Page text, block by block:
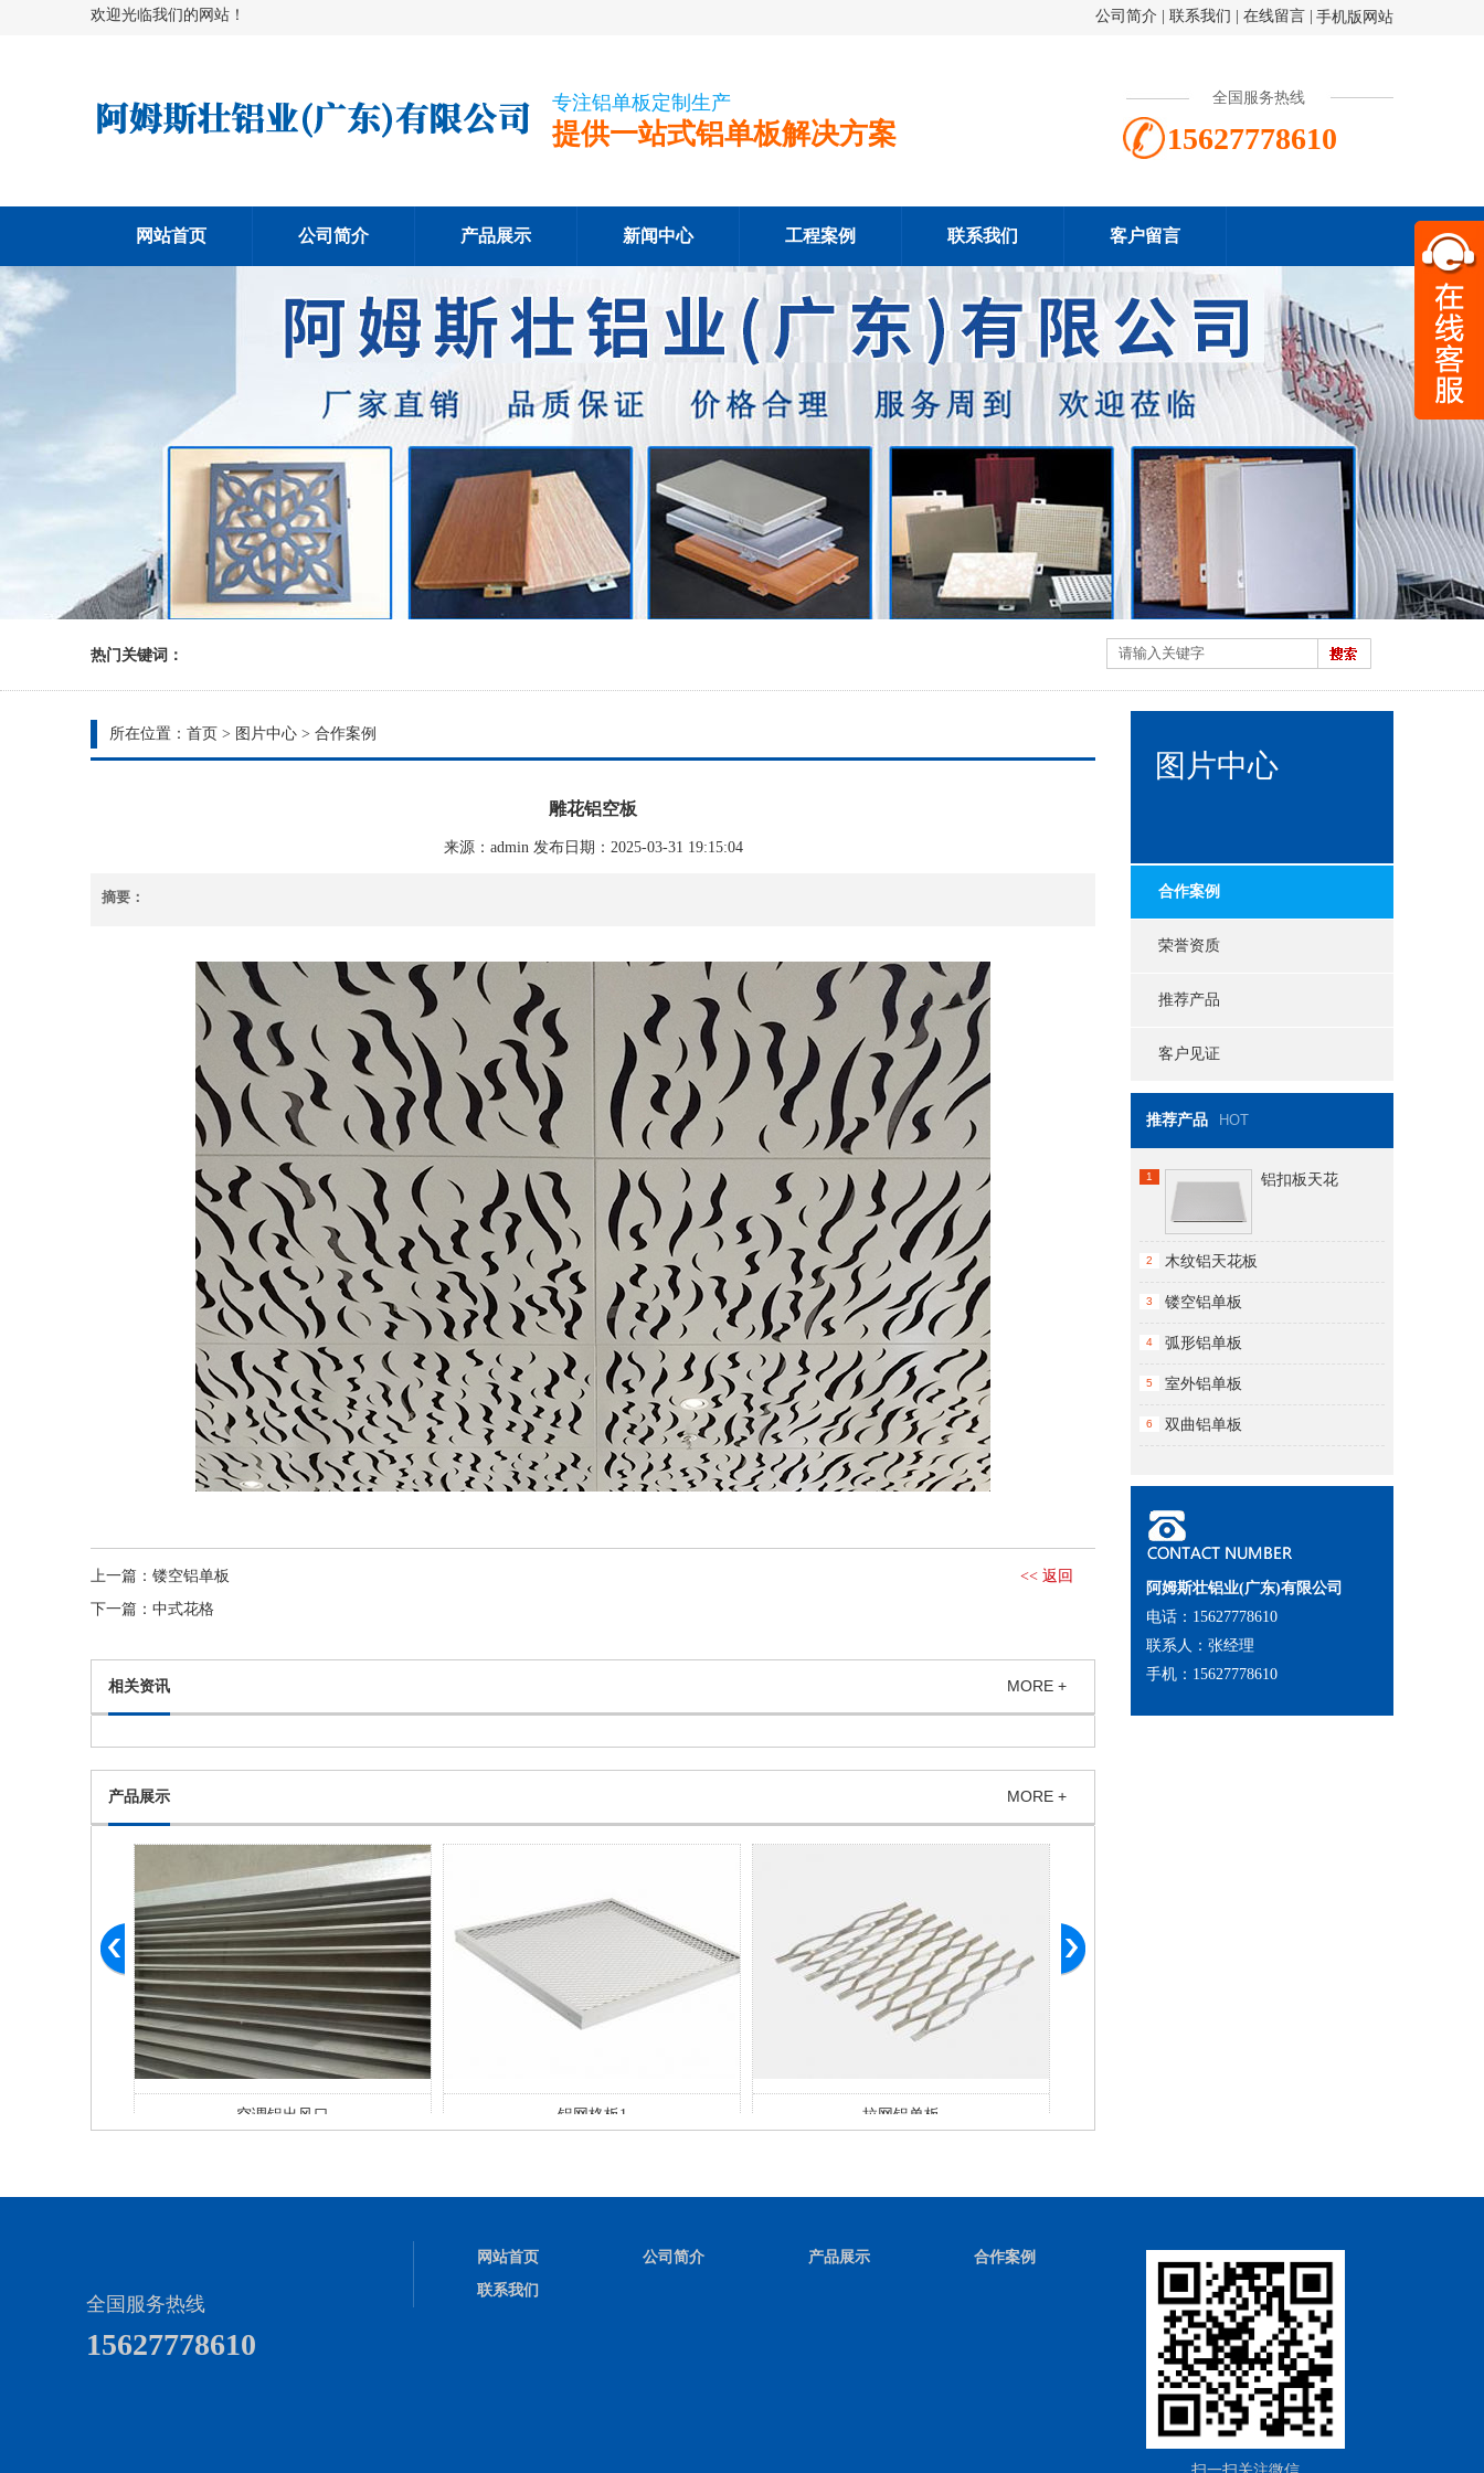
欢迎光临我们的网站！ 手机版网站
公司简介 联系我们 在线留言
专注铝单板定制生产
提供一站式铝单板解决方案
全国服务热线
15627778610
网站首页 公司简介 产品展示 新闻中心 工程案例 联系我们 客户留言
热门关键词：
所在位置： 首页 > 图片中心 > 合作案例
雕花铝空板
来源：admin 发布日期：2025-03-31 19:15:04
摘要：
上一篇： 镂空铝单板
下一篇： 中式花格
<< 返回
相关资讯 MORE +
产品展示 MORE +
空调铝出风口 铝网格板1 拉网铝单板
图片中心
合作案例
荣誉资质
推荐产品
客户见证
推荐产品 HOT
1 铝扣板天花
2 木纹铝天花板
3 镂空铝单板
4 弧形铝单板
5 室外铝单板
6 双曲铝单板
阿姆斯壮铝业(广东)有限公司
电话：15627778610
联系人：张经理
手机：15627778610
全国服务热线
15627778610
网站首页 公司简介 产品展示
合作案例
联系我们
扫一